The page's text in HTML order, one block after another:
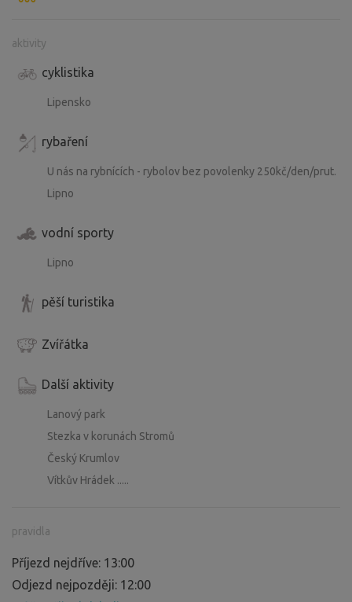
aktivity
cyklistika
Lipensko
rybaření
U nás na rybnících - rybolov bez povolenky 250kč/den/prut.
Lipno
vodní sporty
Lipno
pěší turistika
Zvířátka
Další aktivity
Lanový park
Stezka v korunách Stromů
Český Krumlov
Vítkův Hrádek .....
pravidla
Příjezd nejdříve: 13:00
Odjezd nejpozději: 12:00